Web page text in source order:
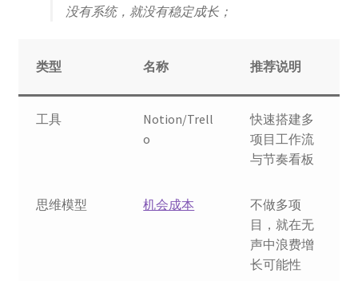
没有系统，就没有稳定成长；
类型 名称 推荐说明
工具
Notion/Trell
o
快速搭建多
项目工作流
与节奏看板
思维模型 机会成本
不做多项
目，就在无
声中浪费增
长可能性